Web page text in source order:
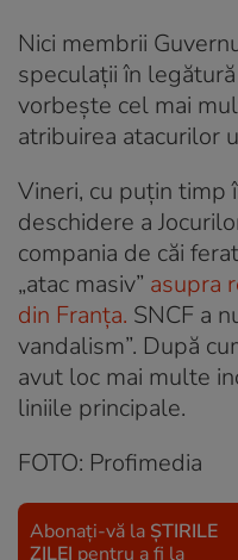
Nici membrii
speculaţii în
vorbeşte cel mai
atribuirea atacurilor
Vineri, cu puțin timp
deschidere a
compania de căi
„atac masiv” asupra
din Franța. SNCF a
vandalism”. După
avut loc mai multe
liniile principale.
FOTO: Profimedia
Abonați-vă la ȘTIRILE
ZILEI pentru a fi la